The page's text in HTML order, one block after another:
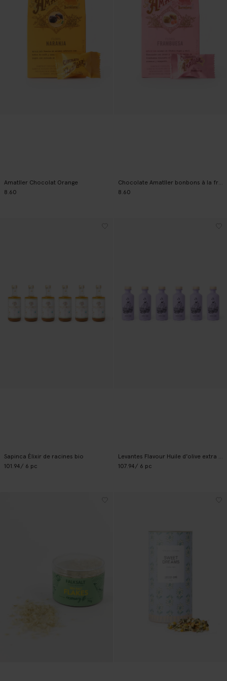
Amatller Chocolat Orange
8.60
Chocolate Amatller bonbons à la framboise
8.60
Sapinca Élixir de racines bio
101.94/ 6 pc
Levantes Flavour Huile d'olive extra vierge Manaki
107.94/ 6 pc